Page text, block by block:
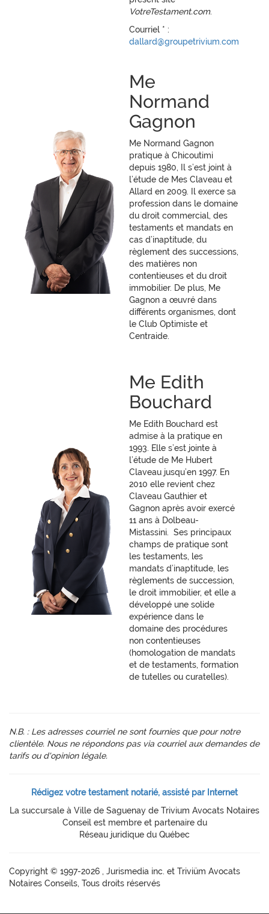
VotreTestament.com.
Courriel * :
dallard@groupetrivium.com
Me
Normand
Gagnon
Me Normand Gagnon
pratique à Chicoutimi
depuis 1980, Il s’est joint à
l’étude de Mes Claveau et
Allard en 2009. Il exerce sa
profession dans le domaine
du droit commercial, des
testaments et mandats en
cas d’inaptitude, du
règlement des successions,
des matières non
contentieuses et du droit
immobilier. De plus, Me
Gagnon a œuvré dans
différents organismes, dont
le Club Optimiste et
Centraide.
Me Edith
Bouchard
Me Edith Bouchard est
admise à la pratique en
1993. Elle s’est jointe à
l’étude de Me Hubert
Claveau jusqu’en 1997. En
2010 elle revient chez
Claveau Gauthier et
Gagnon après avoir exercé
11 ans à Dolbeau-
Mistassini. Ses principaux
champs de pratique sont
les testaments, les
mandats d’inaptitude, les
règlements de succession,
le droit immobilier, et elle a
développé une solide
expérience dans le
domaine des procédures
non contentieuses
(homologation de mandats
et de testaments, formation
de tutelles ou curatelles).
N.B. : Les adresses courriel ne sont fournies que pour notre
clientèle. Nous ne répondons pas via courriel aux demandes de
tarifs ou d'opinion légale.
Rédigez votre testament notarié, assisté par Internet
La succursale à Ville de Saguenay de Trivium Avocats Notaires
Conseil est membre et partenaire du
Réseau juridique du Québec
Copyright © 1997-2026 , Jurismedia inc. et Triviüm Avocats
Notaires Conseils, Tous droits réservés